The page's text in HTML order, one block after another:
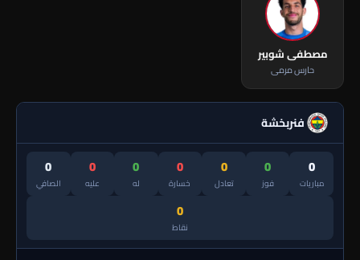
مصطفى شوبير
حارس مرمى
فنربخشة
0
مباريات
0
فوز
0
تعادل
0
خسارة
0
له
0
عليه
0
الصافي
0
نقاط